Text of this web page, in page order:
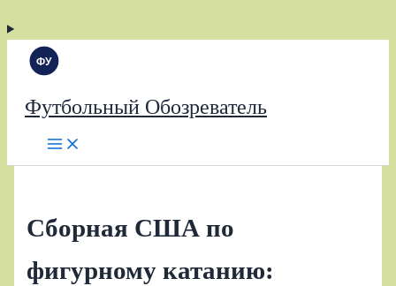
Футбольный Обозреватель
Сборная США по
фигурному катанию: